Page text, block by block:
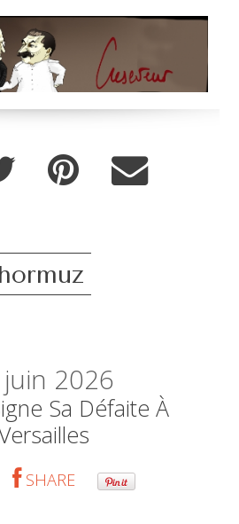
hormuz
juin 2026
Sa Défaite À
SHARE